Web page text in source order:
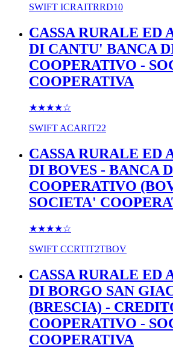
SWIFT ICRAITRRD10
CASSA RURALE ED
DI CANTU' BANCA
COOPERATIVO -
COOPERATIVA
★★★★☆
SWIFT ACARIT22
CASSA RURALE ED
DI BOVES - BANCA
COOPERATIVO
SOCIETA'
★★★★☆
SWIFT CCRTIT2TBOV
CASSA RURALE ED
DI BORGO SAN
(BRESCIA) -
COOPERATIVO -
COOPERATIVA